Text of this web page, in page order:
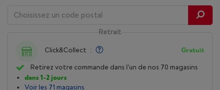
Retrait
Click&Collect : Gratuit
Retirez votre commande dans l'un de nos 70 magasins
dans 1-2 jours
Voir les 71 magasins